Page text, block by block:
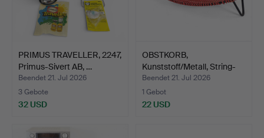
PRIMUS TRAVELLER, 2247,
Primus-Sivert AB, …
Beendet 21. Jul 2026
3 Gebote
32 USD
OBSTKORB,
Kunststoff/Metall, String-
Modell…
Beendet 21. Jul 2026
1 Gebot
22 USD